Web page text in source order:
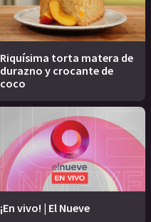
Riquísima torta matera de
durazno y crocante de
coco
¡En vivo! | El Nueve